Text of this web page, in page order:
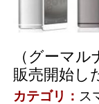
（グーマ
販売開始し
カテゴリ： ス